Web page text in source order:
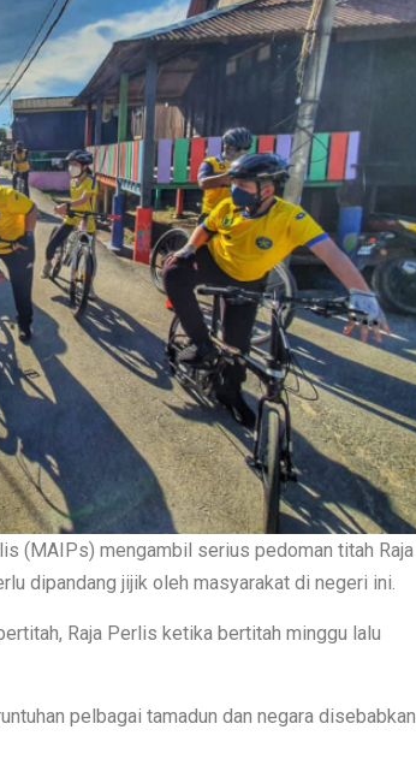
(MAIPs) mengambil serius pedoman titah Raja
dipandang jijik oleh masyarakat di negeri ini.
Raja Perlis ketika bertitah minggu lalu
pelbagai tamadun dan negara disebabkan